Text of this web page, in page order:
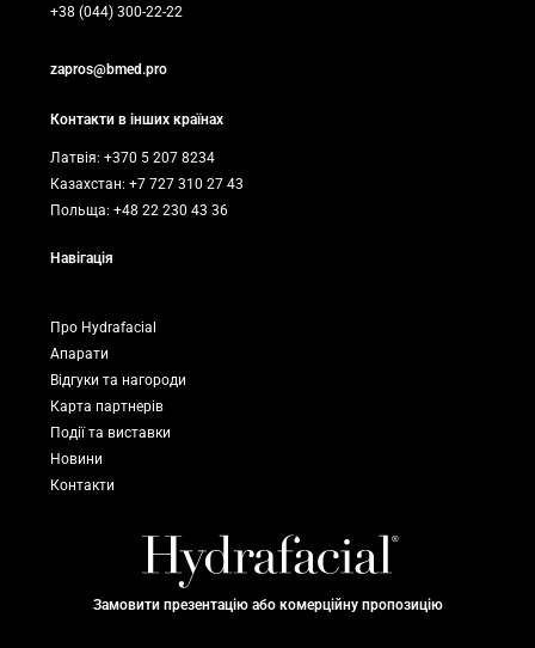
+38 (044) 300-22-22
zapros@bmed.pro
Контакти в інших країнах
Латвія: +370 5 207 8234
Казахстан: +7 727 310 27 43
Польща: +48 22 230 43 36
Навігація
Про Hydrafacial
Апарати
Відгуки та нагороди
Карта партнерів
Події та виставки
Новини
Контакти
Замовити презентацію або комерційну пропозицію